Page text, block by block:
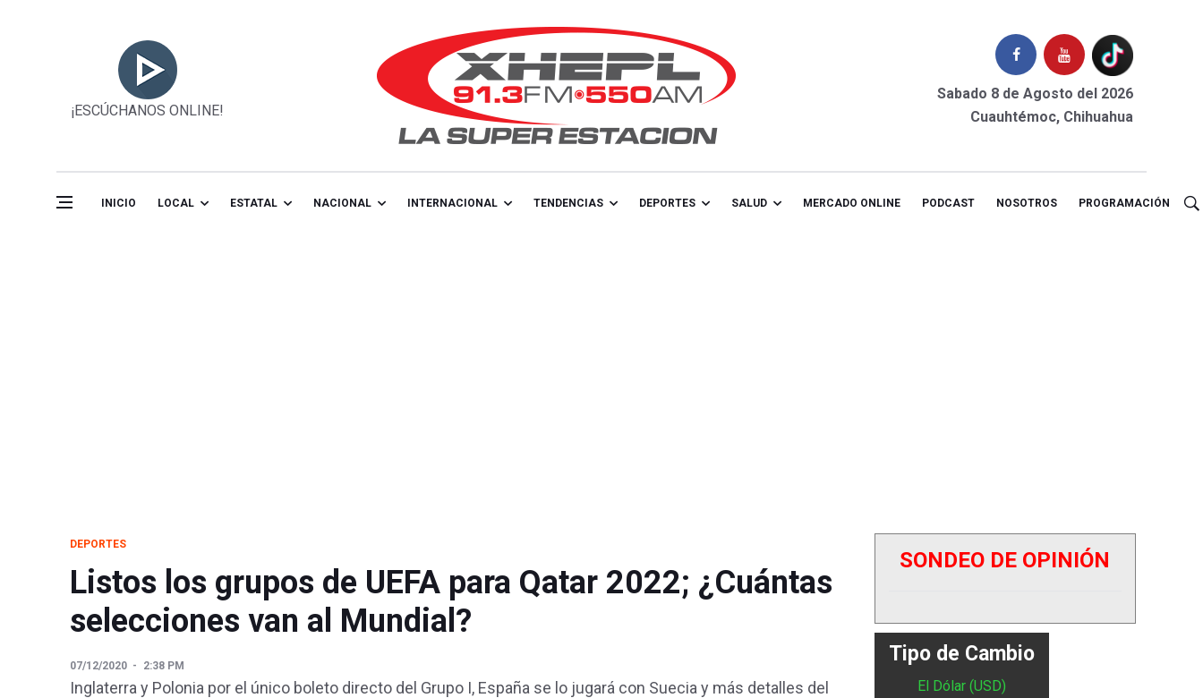
¡ESCÚCHANOS ONLINE!
Sabado 8 de Agosto del 2026
Cuauhtémoc, Chihuahua
INICIO LOCAL ESTATAL NACIONAL INTERNACIONAL TENDENCIAS DEPORTES SALUD MERCADO ONLINE PODCAST NOSOTROS PROGRAMACIÓN
DEPORTES
Listos los grupos de UEFA para Qatar 2022; ¿Cuántas
selecciones van al Mundial?
07/12/2020 2:38 PM
Inglaterra y Polonia por el único boleto directo del Grupo I, España se lo jugará con Suecia y más detalles del
SONDEO DE OPINIÓN
Tipo de Cambio
El Dólar (USD)